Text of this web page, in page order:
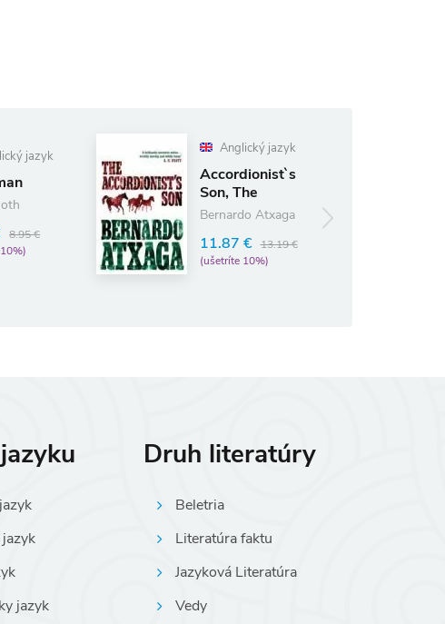
jazyk
8.95 €
Anglický jazyk
Accordionist`s
Son, The
Bernardo Atxaga
11.87 € 13.19 €
(ušetríte 10%)
jazyk
Druh literatúry
Beletria
Literatúra faktu
Jazyková Literatúra
Vedy